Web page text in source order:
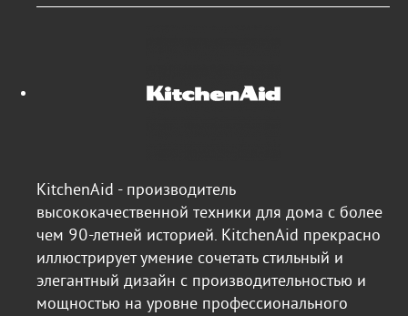
KitchenAid - производитель
высококачественной техники для дома с более
чем 90-летней историей. KitchenAid прекрасно
иллюстрирует умение сочетать стильный и
элегантный дизайн с производительностью и
мощностью на уровне профессионального